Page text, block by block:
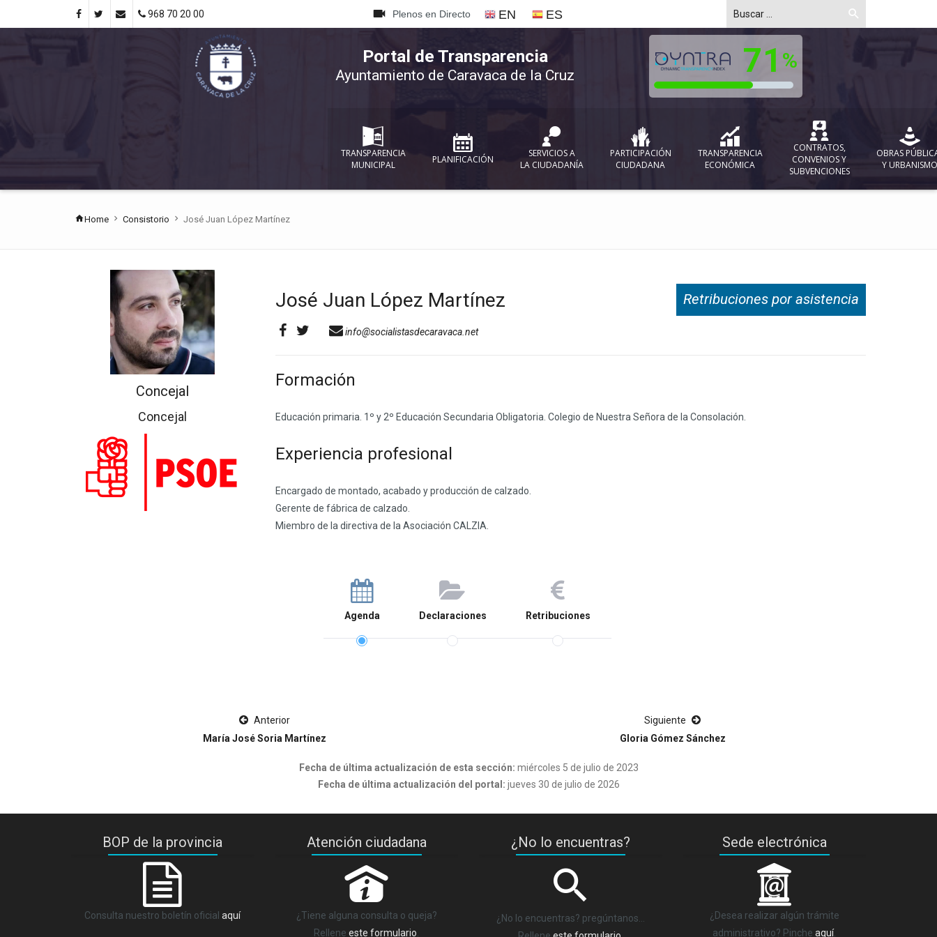
968 70 20 00 { Plenos en Directo EN ES
Portal de Transparencia
Ayuntamiento de Caravaca de la Cruz
TRANSPARENCIA
MUNICIPAL
PLANIFICACIÓN
SERVICIOS A
LA CIUDADANÍA
PARTICIPACIÓN
CIUDADANA
TRANSPARENCIA
ECONÓMICA
CONTRATOS,
CONVENIOS Y
SUBVENCIONES
OBRAS
Y URBANISMO
Home Consistorio José Juan López Martínez
Concejal
Concejal
José Juan López Martínez Retribuciones por asistencia
info@socialistasdecaravaca.net
Formación
Educación primaria. 1º y 2º Educación Secundaria Obligatoria. Colegio de Nuestra Señora de la Consolación.
Experiencia profesional
Encargado de montado, acabado y producción de calzado.
Gerente de fábrica de calzado.
Miembro de la directiva de la Asociación CALZIA.
Agenda Declaraciones Retribuciones
Anterior
María José Soria Martínez
Siguiente
Gloria Gómez Sánchez
Fecha de última actualización de esta sección: miércoles 5 de julio de 2023
Fecha de última actualización del portal: jueves 30 de julio de 2026
BOP de la provincia
Consulta nuestro boletín oficialaquí
Atención ciudadana
P
¿Tiene alguna consulta o queja?
Relleneeste formulario
¿No lo encuentras?
¿No lo encuentras? pregúntanos…
Sede electrónica
_
¿Desea realizar algún trámite
administrativo? Pincheaquí.